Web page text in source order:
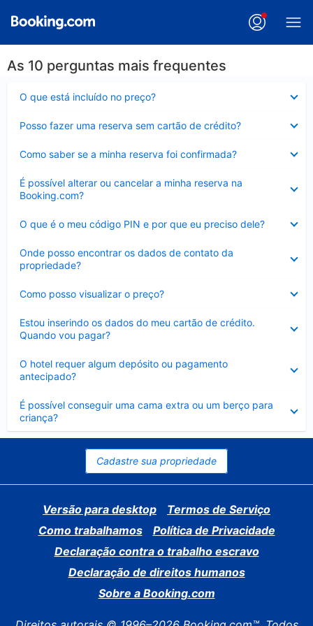
As 10 perguntas mais frequentes
O que está incluído no preço?
Posso fazer uma reserva sem cartão de crédito?
Como saber se a minha reserva foi confirmada?
É possível alterar ou cancelar a minha reserva na
Booking.com?
Contraído
O que é o meu código PIN e por que eu preciso dele?
Onde posso encontrar os dados de contato da
propriedade?
Como posso visualizar o preço?
Estou inserindo os dados do meu cartão de crédito.
Quando vou pagar?
O hotel requer algum depósito ou pagamento
antecipado?
É possível conseguir uma cama extra ou um berço para
criança?
Contraído
Cadastre sua propriedade
Versão para desktop
Termos de Serviço
Como trabalhamos
Política de Privacidade
Declaração contra o trabalho escravo
Declaração de direitos humanos
Sobre a Booking.com